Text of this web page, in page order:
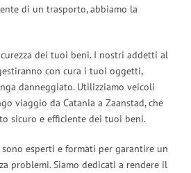
di un trasporto, abbiamo la
dei tuoi beni. I nostri addetti al
con cura i tuoi oggetti,
danneggiato. Utilizziamo veicoli
viaggio da Catania a Zaanstad, che
sicuro e efficiente dei tuoi beni.
esperti e formati per garantire un
problemi. Siamo dedicati a rendere il